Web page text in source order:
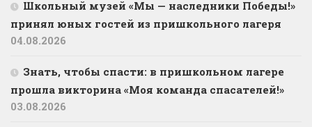
Школьный музей «Мы — наследники Победы!»
принял юных гостей из пришкольного лагеря
04.08.2026
Знать, чтобы спасти: в пришкольном лагере
прошла викторина «Моя команда спасателей!»
03.08.2026